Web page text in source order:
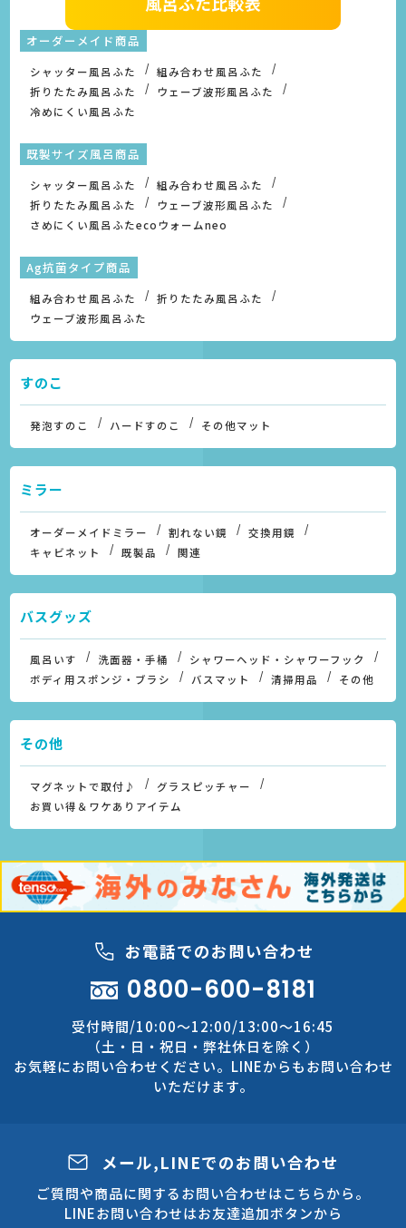
オーダーメイド商品
シャッター風呂ふた
組み合わせ風呂ふた
折りたたみ風呂ふた
ウェーブ波形風呂ふた
冷めにくい風呂ふた
既製サイズ風呂商品
シャッター風呂ふた
組み合わせ風呂ふた
折りたたみ風呂ふた
ウェーブ波形風呂ふた
さめにくい風呂ふたecoウォームneo
Ag抗菌タイプ商品
組み合わせ風呂ふた
折りたたみ風呂ふた
ウェーブ波形風呂ふた
すのこ
発泡すのこ ハードすのこ その他マット
ミラー
オーダーメイドミラー 割れない鏡
交換用鏡
キャビネット
既製品 関連
バスグッズ
風呂いす 洗面器・手桶
シャワーヘッド・シャワーフック
ボディ用スポンジ・ブラシ
バスマット 清掃用品 その他
その他
マグネットで取付♪
グラスピッチャー
お買い得＆ワケありアイテム
お電話でのお問い合わせ
0800-600-8181
受付時間/10:00～12:00/13:00～16:45
（土・日・祝日・弊社休日を除く）
お気軽にお問い合わせください。LINEからもお問い合わせ
いただけます。
メール,LINEでのお問い合わせ
ご質問や商品に関するお問い合わせはこちらから。
LINEお問い合わせはお友達追加ボタンから